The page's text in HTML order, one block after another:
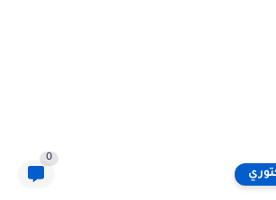
0